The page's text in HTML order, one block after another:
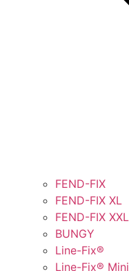
FEND-FIX
FEND-FIX XL
FEND-FIX XXL
BUNGY
Line-Fix®
Line-Fix® Mini